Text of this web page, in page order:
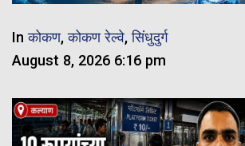
Inकोकण,कोकण रेल्वे,सिंधुदुर्ग
August 8, 2026 6:16 pm